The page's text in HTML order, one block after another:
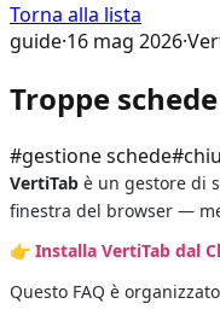
Torna alla lista
guide·16 mag 2026·
Troppe
#gestione schede#
VertiTab è un gestore di
finestra del browser —
👉 Installa VertiTab dal
Questo FAQ è